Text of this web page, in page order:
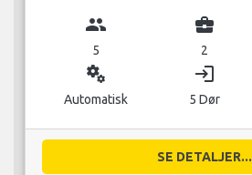
group
5
business_center
2
miscellaneous_services
Automatisk
login
5 Dør
SE DETALJER...